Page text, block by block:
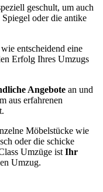
geschult, um auch
oder die antike
entscheidend eine
Erfolg Ihres Umzugs
Angebote an und
aus erfahrenen
Möbelstücke wie
oder die schicke
Umzüge ist Ihr
Umzug.